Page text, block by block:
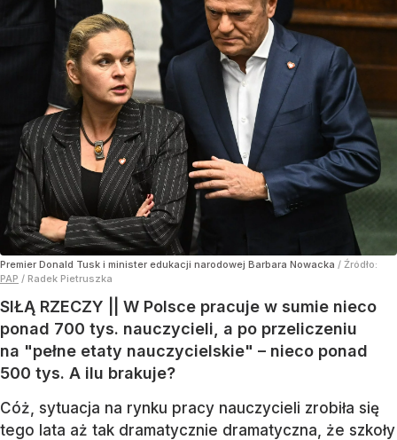
Premier Donald Tusk i minister edukacji narodowej Barbara Nowacka / Źródło:
PAP / Radek Pietruszka
SIŁĄ RZECZY || W Polsce pracuje w sumie nieco
ponad 700 tys. nauczycieli, a po przeliczeniu
na "pełne etaty nauczycielskie" – nieco ponad
500 tys. A ilu brakuje?
Cóż, sytuacja na rynku pracy nauczycieli zrobiła się
tego lata aż tak dramatycznie dramatyczna, że szkoły